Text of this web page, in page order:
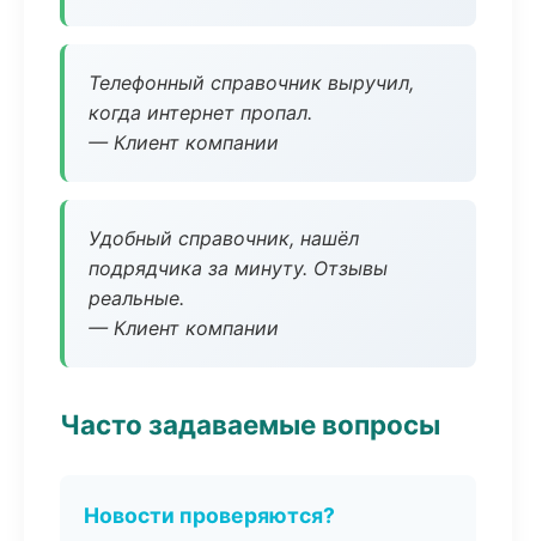
Телефонный справочник выручил,
когда интернет пропал.
— Клиент компании
Удобный справочник, нашёл
подрядчика за минуту. Отзывы
реальные.
— Клиент компании
Часто задаваемые вопросы
Новости проверяются?